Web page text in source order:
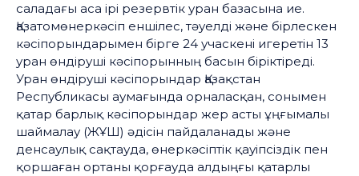
саладағы аса ірі резервтік уран базасына ие.
Қазатомөнеркәсіп еншілес, тәуелді және бірлескен
кәсіпорындарымен бірге 24 учаскені игеретін 13
уран өндіруші кәсіпорынның басын біріктіреді.
Уран өндіруші кәсіпорындар Қазақстан
Республикасы аумағында орналасқан, сонымен
қатар барлық кәсіпорындар жер асты ұңғымалы
шаймалау (ЖҰШ) әдісін пайдаланады және
денсаулық сақтауда, өнеркәсіптік қауіпсіздік пен
қоршаған ортаны қорғауда алдыңғы қатарлы